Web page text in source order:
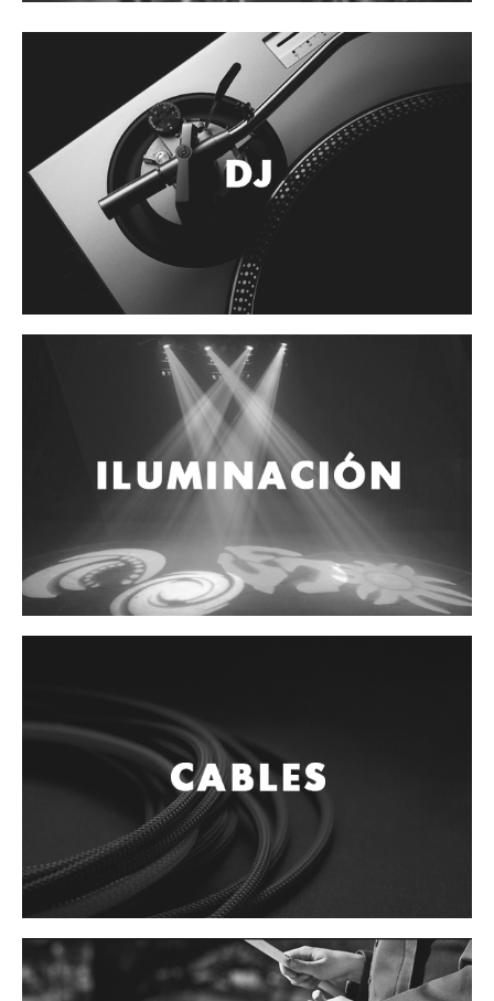
Guitarra Metal
Guitarra Nylon
Guitarra Electrica
Bajo
Otros instrumentos de arco
Otros instrumentos de Cuerdas